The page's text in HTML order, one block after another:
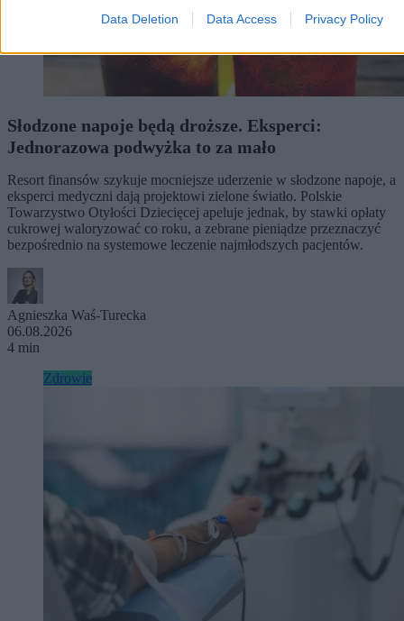
Data Deletion Data Access Privacy Policy
Słodzone napoje będą droższe. Eksperci:
Jednorazowa podwyżka to za mało
Resort finansów szykuje mocniejsze uderzenie w słodzone napoje, a
eksperci medyczni dają projektowi zielone światło. Polskie
Towarzystwo Otyłości Dziecięcej apeluje jednak, by stawki opłaty
cukrowej waloryzować co roku, a zebrane pieniądze przeznaczyć
bezpośrednio na systemowe leczenie najmłodszych pacjentów.
Agnieszka Waś-Turecka
06.08.2026
4 min
Zdrowie